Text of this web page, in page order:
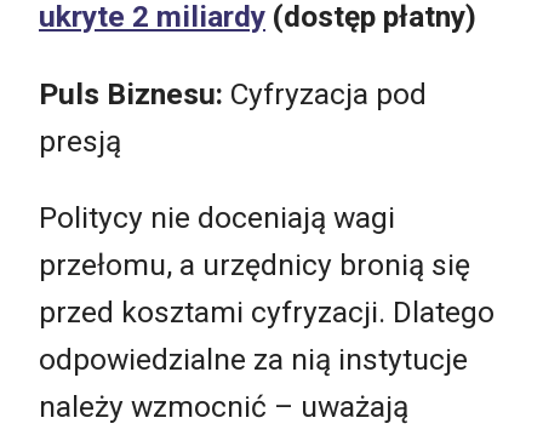
ukryte 2 miliardy (dostęp płatny)
Puls Biznesu: Cyfryzacja pod
presją
Politycy nie doceniają wagi
przełomu, a urzędnicy bronią się
przed kosztami cyfryzacji. Dlatego
odpowiedzialne za nią instytucje
należy wzmocnić – uważają